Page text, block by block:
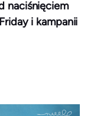
naciśnięciem
i kampanii